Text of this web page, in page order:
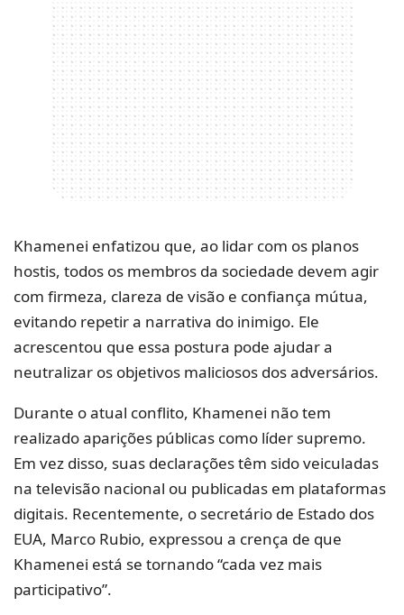
Khamenei enfatizou que, ao lidar com os planos
hostis, todos os membros da sociedade devem agir
com firmeza, clareza de visão e confiança mútua,
evitando repetir a narrativa do inimigo. Ele
acrescentou que essa postura pode ajudar a
neutralizar os objetivos maliciosos dos adversários.
Durante o atual conflito, Khamenei não tem
realizado aparições públicas como líder supremo.
Em vez disso, suas declarações têm sido veiculadas
na televisão nacional ou publicadas em plataformas
digitais. Recentemente, o secretário de Estado dos
EUA, Marco Rubio, expressou a crença de que
Khamenei está se tornando “cada vez mais
participativo”.